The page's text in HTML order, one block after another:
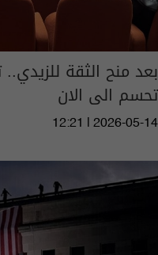
بعد منح الثقة
تحسم الى الان
12:21 | 2026-05-14